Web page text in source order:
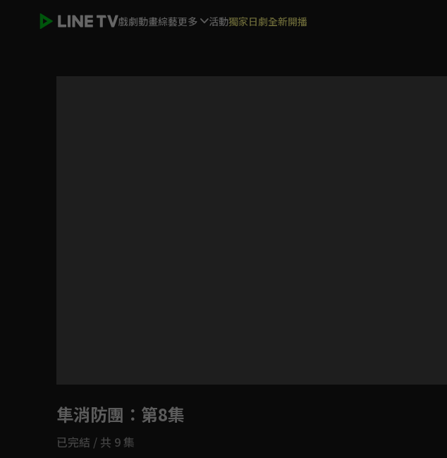
戲劇動畫綜藝更多 活動獨家日劇全新開播
如有不便請見諒
隼消防團 ：第8集
已完結 / 共 9 集